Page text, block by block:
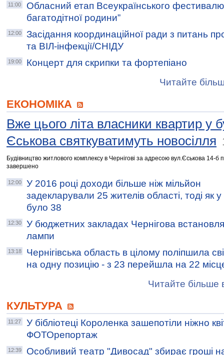
11:00
Обласний етап Всеукраїнського
багатодітної родини”
12:00
Засідання координаційної ради з питань
та ВІЛ-інфекції/СНІДУ
19:00
Концерт для скрипки та фортепіано
Читайте
ЕКОНОМІКА
Вже цього літа власники квартир у
Єськова святкуватимуть новосілля
Будівництво житлового комплексу в Чернігові за адресою вул.Єськова 14-б
завершено
12:00
У 2016 році доходи більше ніж мільйон
задекларували 25 жителів області, тоді як у
було 38
12:30
У бюджетних закладах Чернігова
лампи
13:18
Чернігівська область в цілому поліпшила
на одну позицію - з 23 перейшла на 22
Читайте більше
КУЛЬТУРА
11:27
У бібліотеці Короленка зашепотіли ніжно
ФОТОрепортаж
12:39 Особливий театр "Дивосад" збирає гроші